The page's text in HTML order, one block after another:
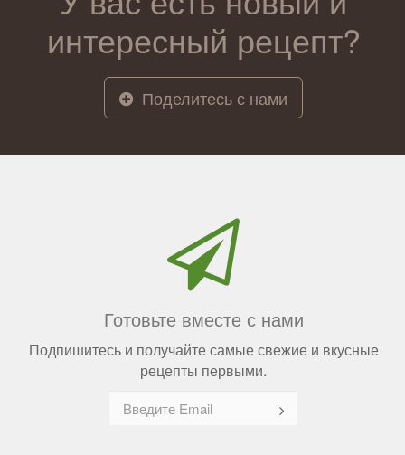
интересный рецепт?
Поделитесь с нами
Готовьте вместе с нами
Подпишитесь и получайте самые свежие и вкусные
рецепты первыми.